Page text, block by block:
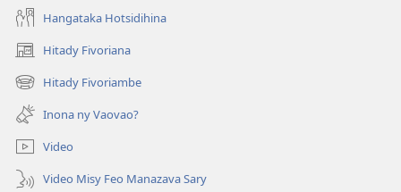
Hangataka Hotsidihina
Hitady Fivoriana
(manokatra
rohy) Hitady Fivoriambe
(manokatra
rohy) Inona ny Vaovao?
Video
Video Misy Feo Manazava Sary